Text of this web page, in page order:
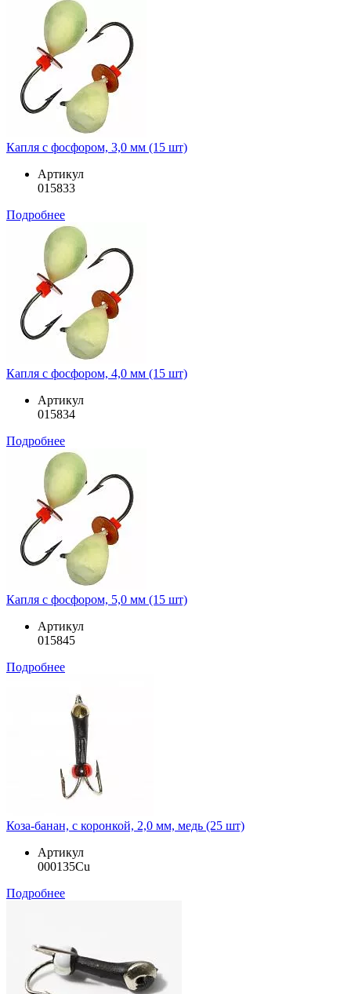
Капля с фосфором, 3,0 мм (15 шт)
Артикул
015833
Подробнее
Капля с фосфором, 4,0 мм (15 шт)
Артикул
015834
Подробнее
Капля с фосфором, 5,0 мм (15 шт)
Артикул
015845
Подробнее
Коза-банан, с коронкой, 2,0 мм, медь (25 шт)
Артикул
000135Cu
Подробнее